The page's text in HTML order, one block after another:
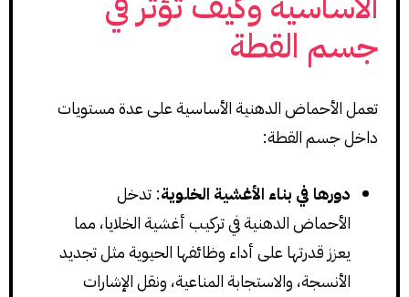
جسم القطة
تعمل الأحماض الدهنية الأساسية على عدة مستويات
داخل جسم القطة:
دورها في بناء الأغشية الخلوية: تدخل
الأحماض الدهنية في تركيب أغشية الخلايا، مما
يعزز قدرتها على أداء وظائفها الحيوية مثل تجديد
الأنسجة، والاستجابة المناعية، ونقل الإشارات